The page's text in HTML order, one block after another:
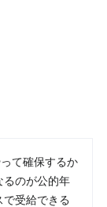
て確保するか
るのが公的年
受給できる